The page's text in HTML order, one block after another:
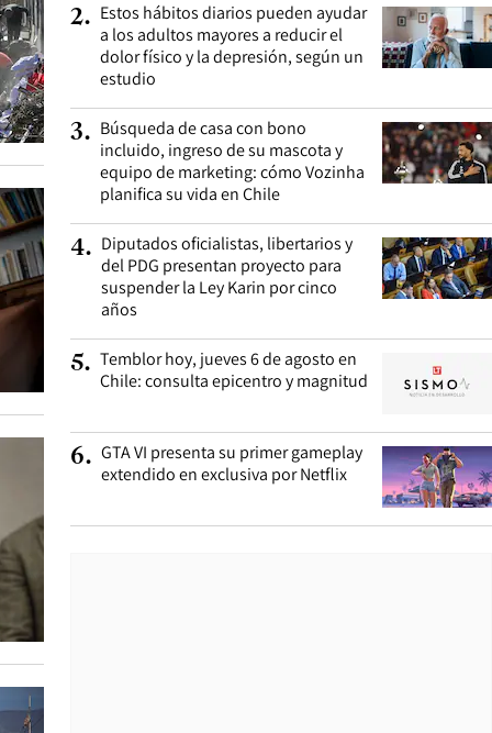
2. Estos hábitos diarios pueden ayudar
a los adultos mayores a reducir el
dolor físico y la depresión, según un
estudio
3. Búsqueda de casa con bono
incluido, ingreso de su mascota y
equipo de marketing: cómo Vozinha
planifica su vida en Chile
4. Diputados oficialistas, libertarios y
del PDG presentan proyecto para
suspender la Ley Karin por cinco
años
5. Temblor hoy, jueves 6 de agosto en
Chile: consulta epicentro y magnitud
6. GTA VI presenta su primer gameplay
extendido en exclusiva por Netflix